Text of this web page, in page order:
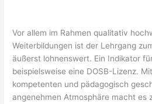
Vor allem im Rahmen qualitativ
Weiterbildungen ist der Lehrgang
äußerst lohnenswert. Ein Indikator
beispielsweise eine DOSB-Lizenz.
kompetenten und pädagogisch
angenehmen Atmosphäre macht es